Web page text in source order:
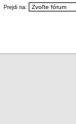
Prejdi na: